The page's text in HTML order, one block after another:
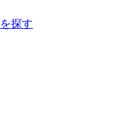
を探す